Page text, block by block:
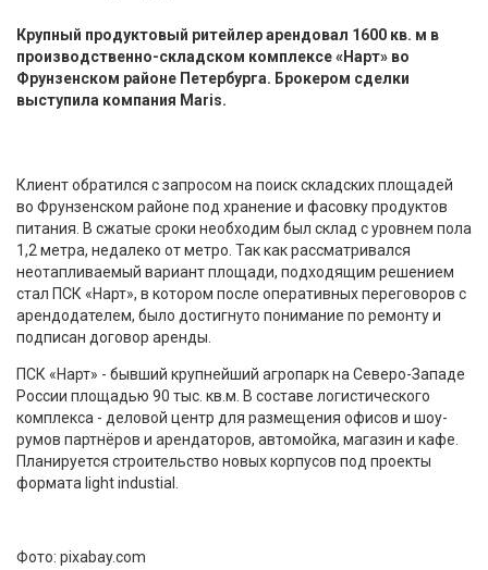
Крупный продуктовый ритейлер арендовал 1600 кв. м в
производственно-складском комплексе «Нарт» во
Фрунзенском районе Петербурга. Брокером сделки
выступила компания Maris.
Клиент обратился с запросом на поиск складских площадей
во Фрунзенском районе под хранение и фасовку продуктов
питания. В сжатые сроки необходим был склад с уровнем пола
1,2 метра, недалеко от метро. Так как рассматривался
неотапливаемый вариант площади, подходящим решением
стал ПСК «Нарт», в котором после оперативных переговоров с
арендодателем, было достигнуто понимание по ремонту и
подписан договор аренды.
ПСК «Нарт» - бывший крупнейший агропарк на Северо-Западе
России площадью 90 тыс. кв.м. В составе логистического
комплекса - деловой центр для размещения офисов и шоу-
румов партнёров и арендаторов, автомойка, магазин и кафе.
Планируется строительство новых корпусов под проекты
формата light industial.
Фото: pixabay.com